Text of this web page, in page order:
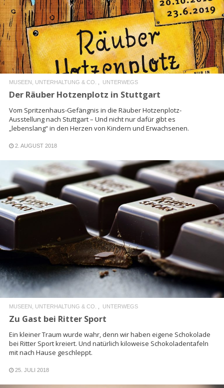
READ MORE
MUSEEN, UNTERHALTUNG & CO. UNTERWEGS
Der Räuber Hotzenplotz in Stuttgart
Vom Spritzenhaus-Gefängnis in die Räuber Hotzenplotz-
Ausstellung nach Stuttgart – Und nicht nur dafür gibt es
„lebenslang“ in den Herzen von Kindern und Erwachsenen.
2. AUGUST 2018
READ MORE
MUSEEN, UNTERHALTUNG & CO. UNTERWEGS
Zu Gast bei Ritter Sport
Ein kleiner Traum wurde wahr, denn wir haben eigene Schokolade
bei Ritter Sport kreiert. Und natürlich kiloweise Schokoladentafeln
mit nach Hause geschleppt.
25. JULI 2018